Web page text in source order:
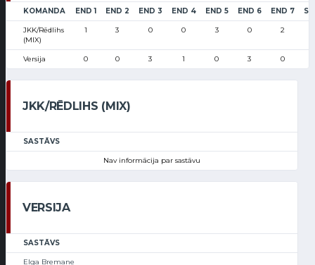
KOMANDA END 1 END 2 END 3 END 4 END 5 END 6 END 7
JKK/Rēdlihs
(MIX)
1 3 0 0 3 0 2
Versija 0 0 3 1 0 3 0
JKK/RĒDLIHS (MIX)
SASTĀVS
Nav informācija par sastāvu
VERSIJA
SASTĀVS
Elga Bremane